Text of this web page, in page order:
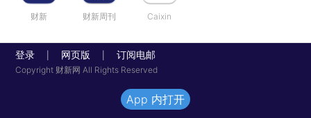
财新 财新周刊 Caixin
登录 网页版 订阅电邮
Copyright 财新网 All Rights Reserved
App 内打开